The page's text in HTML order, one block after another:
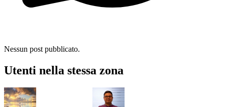
Nessun post pubblicato.
Utenti nella stessa zona